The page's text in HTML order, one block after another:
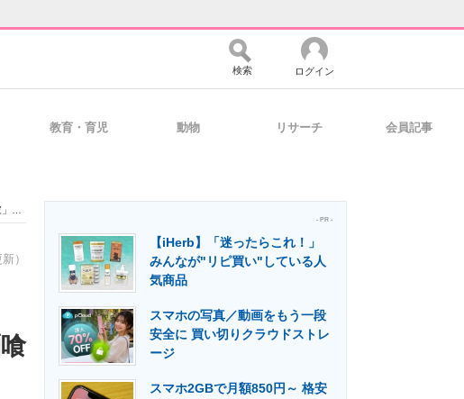
リーダーのコミュニティ マーケ×ITの今がよく分かる
業のIT導入・活用を支援
検索 ログイン
教育・育児 動物 リサーチ 会員記事
）
- PR -
【iHerb】「迷ったらこれ！」
みんなが"リピ買い"している人
気商品
スマホの写真／動画をもう一段
安全に 買い切りクラウドストレ
ージ
スマホ2GBで月額850円～ 格安